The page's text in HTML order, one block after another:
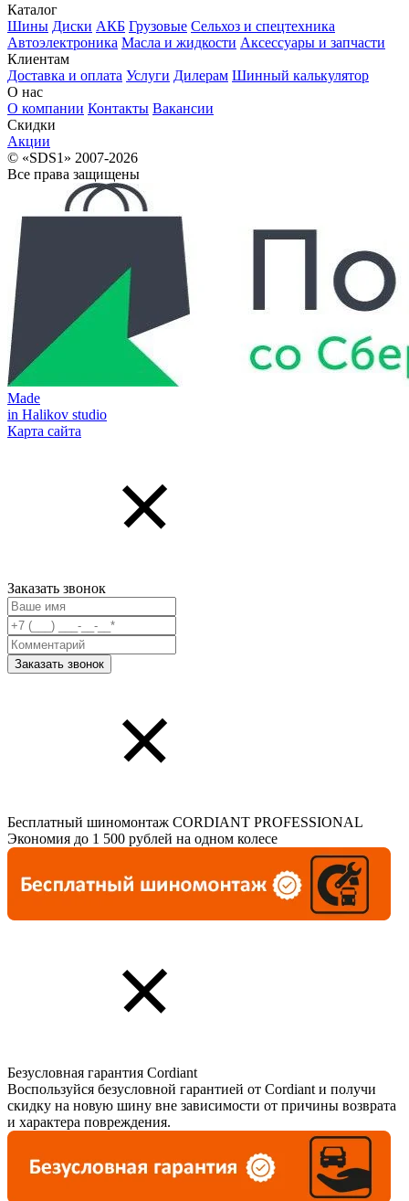
Каталог
Шины Диски АКБ Грузовые Сельхоз и спецтехника
Автоэлектроника Масла и жидкости Аксессуары и запчасти
Клиентам
Доставка и оплата Услуги Дилерам Шинный калькулятор
О нас
О компании Контакты Вакансии
Скидки
Акции
© «SDS1» 2007-2026
Все права защищены
Made
in Halikov studio
Карта сайта
Заказать звонок
Бесплатный шиномонтаж CORDIANT PROFESSIONAL
Экономия до 1 500 рублей на одном колесе
Безусловная гарантия Cordiant
Воспользуйся безусловной гарантией от Cordiant и получи
скидку на новую шину вне зависимости от причины возврата
и характера повреждения.